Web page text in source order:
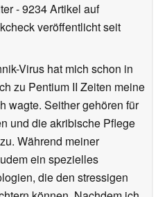
- 9234 Artikel auf
veröffentlichtseit
Virus hat mich schon in
zu Pentium II Zeiten meine
wagte. Seither gehören für
und die akribische Pflege
Während meiner
ein spezielles
die den stressigen